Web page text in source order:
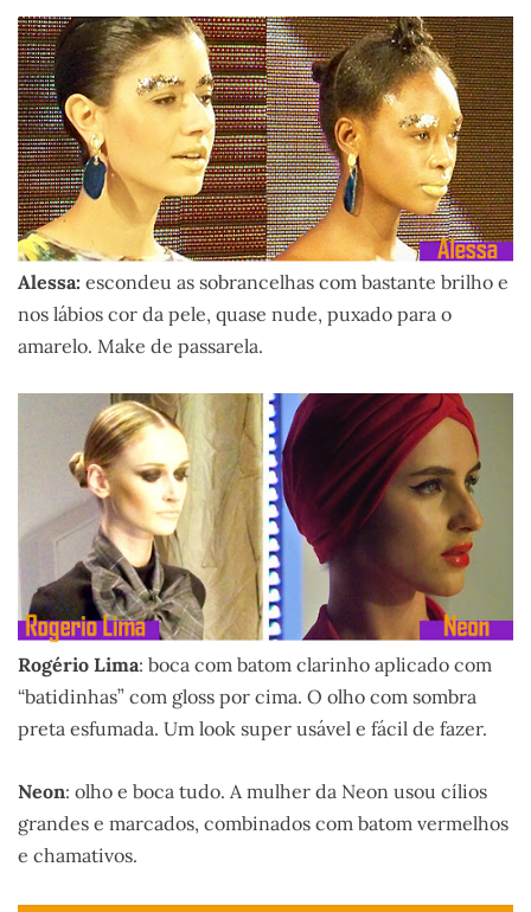
Alessa: escondeu as sobrancelhas com bastante brilho e
nos lábios cor da pele, quase nude, puxado para o
amarelo. Make de passarela.
Rogério Lima: boca com batom clarinho aplicado com
“batidinhas” com gloss por cima. O olho com sombra
preta esfumada. Um look super usável e fácil de fazer.
Neon: olho e boca tudo. A mulher da Neon usou cílios
grandes e marcados, combinados com batom vermelhos
e chamativos.